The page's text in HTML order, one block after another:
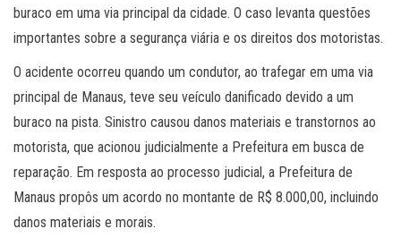
buraco em uma via principal da cidade. O caso levanta questões
importantes sobre a segurança viária e os direitos dos motoristas.
O acidente ocorreu quando um condutor, ao trafegar em uma via
principal de Manaus, teve seu veículo danificado devido a um
buraco na pista. Sinistro causou danos materiais e transtornos ao
motorista, que acionou judicialmente a Prefeitura em busca de
reparação. Em resposta ao processo judicial, a Prefeitura de
Manaus propôs um acordo no montante de R$ 8.000,00, incluindo
danos materiais e morais.